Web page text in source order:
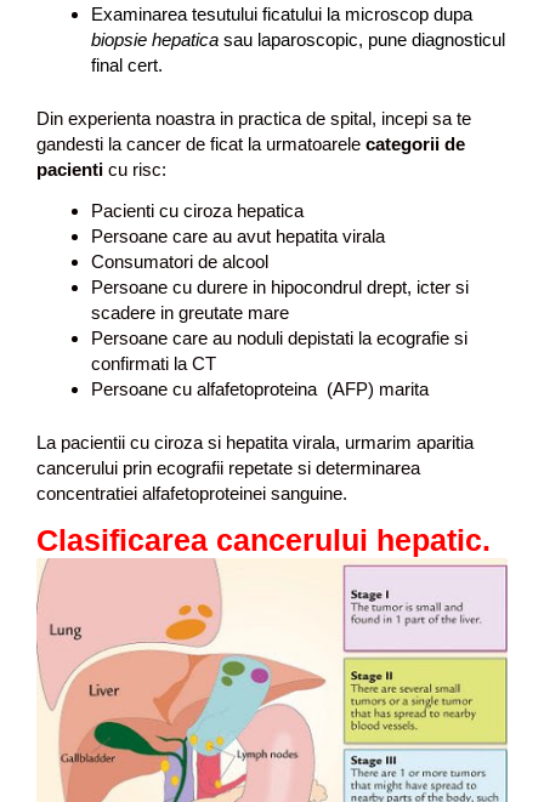
Examinarea tesutului ficatului la microscop dupa
biopsie hepatica sau laparoscopic, pune diagnosticul
final cert.
Din experienta noastra in practica de spital, incepi sa te
gandesti la cancer de ficat la urmatoarele categorii de
pacienti cu risc:
Pacienti cu ciroza hepatica
Persoane care au avut hepatita virala
Consumatori de alcool
Persoane cu durere in hipocondrul drept, icter si
scadere in greutate mare
Persoane care au noduli depistati la ecografie si
confirmati la CT
Persoane cu alfafetoproteina (AFP) marita
La pacientii cu ciroza si hepatita virala, urmarim aparitia
cancerului prin ecografii repetate si determinarea
concentratiei alfafetoproteinei sanguine.
Clasificarea cancerului hepatic.